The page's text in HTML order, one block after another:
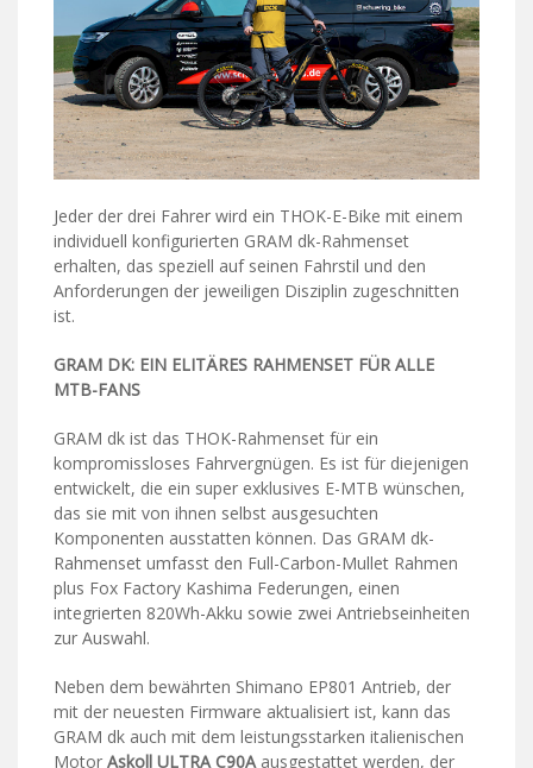
Jeder der drei Fahrer wird ein THOK-E-Bike mit einem
individuell konfigurierten GRAM dk-Rahmenset
erhalten, das speziell auf seinen Fahrstil und den
Anforderungen der jeweiligen Disziplin zugeschnitten
ist.
GRAM DK: EIN ELITÄRES RAHMENSET FÜR ALLE
MTB-FANS
GRAM dk ist das THOK-Rahmenset für ein
kompromissloses Fahrvergnügen. Es ist für diejenigen
entwickelt, die ein super exklusives E-MTB wünschen,
das sie mit von ihnen selbst ausgesuchten
Komponenten ausstatten können. Das GRAM dk-
Rahmenset umfasst den Full-Carbon-Mullet Rahmen
plus Fox Factory Kashima Federungen, einen
integrierten 820Wh-Akku sowie zwei Antriebseinheiten
zur Auswahl.
Neben dem bewährten Shimano EP801 Antrieb, der
mit der neuesten Firmware aktualisiert ist, kann das
GRAM dk auch mit dem leistungsstarken italienischen
Motor Askoll ULTRA C90Aausgestattet werden, der